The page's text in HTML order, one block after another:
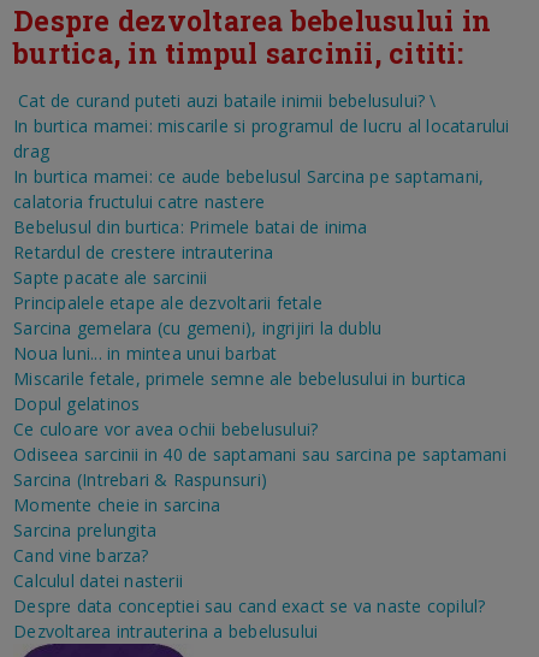
Despre dezvoltarea bebelusului in
burtica, in timpul sarcinii, cititi:
Cat de curand puteti auzi bataile inimii bebelusului? \
In burtica mamei: miscarile si programul de lucru al locatarului
drag
In burtica mamei: ce aude bebelusul Sarcina pe saptamani,
calatoria fructului catre nastere
Bebelusul din burtica: Primele batai de inima
Retardul de crestere intrauterina
Sapte pacate ale sarcinii
Principalele etape ale dezvoltarii fetale
Sarcina gemelara (cu gemeni), ingrijiri la dublu
Noua luni... in mintea unui barbat
Miscarile fetale, primele semne ale bebelusului in burtica
Dopul gelatinos
Ce culoare vor avea ochii bebelusului?
Odiseea sarcinii in 40 de saptamani sau sarcina pe saptamani
Sarcina (Intrebari & Raspunsuri)
Momente cheie in sarcina
Sarcina prelungita
Cand vine barza?
Calculul datei nasterii
Despre data conceptiei sau cand exact se va naste copilul?
Dezvoltarea intrauterina a bebelusului